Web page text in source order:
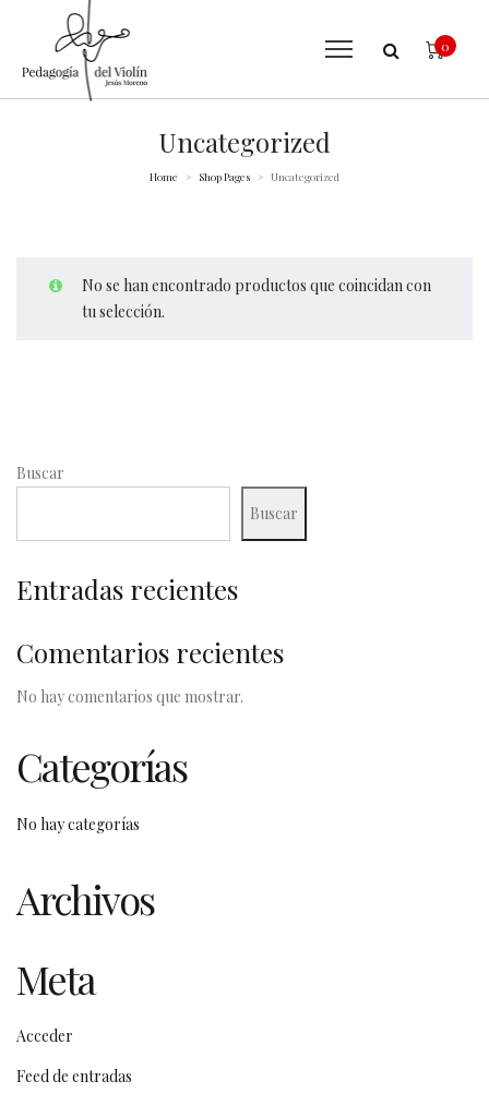
0
Uncategorized
Home > Shop Pages > Uncategorized
No se han encontrado productos que coincidan con
tu selección.
Buscar
Buscar
Entradas recientes
Comentarios recientes
No hay comentarios que mostrar.
Categorías
No hay categorías
Archivos
Meta
Acceder
Feed de entradas